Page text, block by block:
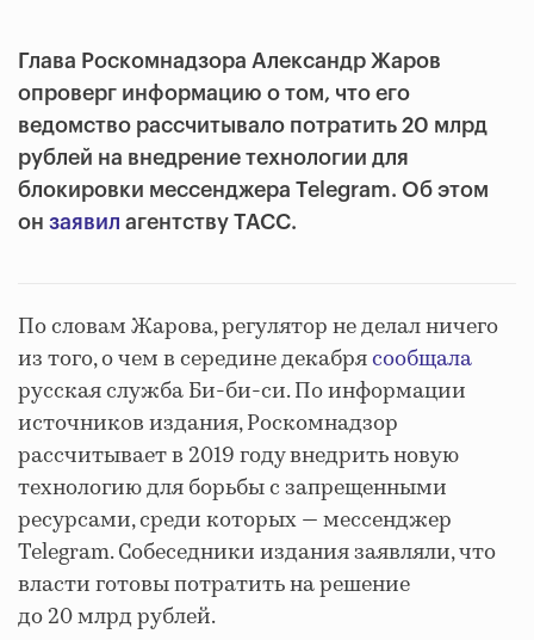
Глава Роскомнадзора Александр Жаров
опроверг информацию о том, что его
ведомство рассчитывало потратить 20 млрд
рублей на внедрение технологии для
блокировки мессенджера Telegram. Об этом
он заявил агентству ТАСС.
По словам Жарова, регулятор не делал ничего
из того, о чем в середине декабрясообщала
русская служба Би-би-си. По информации
источников издания, Роскомнадзор
рассчитывает в 2019 году внедрить новую
технологию для борьбы с запрещенными
ресурсами, среди которых — мессенджер
Telegram. Собеседники издания заявляли, что
власти готовы потратить на решение
до 20 млрд рублей.